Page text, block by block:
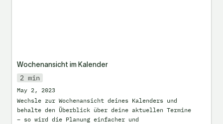
Wochenansicht im Kalender
2 min
May 2, 2023
Wechsle zur Wochenansicht deines Kalenders und
behalte den Überblick über deine aktuellen Termine
– so wird die Planung einfacher und